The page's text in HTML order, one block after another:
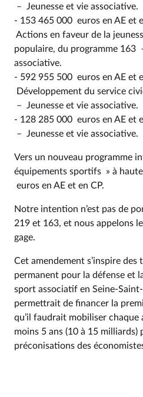
– Jeunesse et vie associative.
- 153 465 000 euros en AE et
Actions en faveur de la
populaire, du programme 163
associative.
- 592 955 500 euros en AE et
Développement du service
– Jeunesse et vie associative.
- 128 285 000 euros en AE et
– Jeunesse et vie associative.
Vers un nouveau programme
équipements sportifs » à
euros en AE et en CP.
Notre intention n’est pas de
219 et 163, et nous appelons
gage.
Cet amendement s’inspire
permanent pour la défense et
sport associatif en Seine-
permettrait de financer la
qu’il faudrait mobiliser chaque
moins 5 ans (10 à 15 milliards)
préconisations des